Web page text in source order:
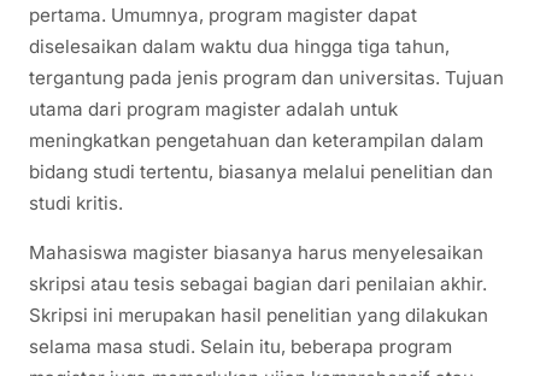
pertama. Umumnya, program magister dapat
diselesaikan dalam waktu dua hingga tiga tahun,
tergantung pada jenis program dan universitas. Tujuan
utama dari program magister adalah untuk
meningkatkan pengetahuan dan keterampilan dalam
bidang studi tertentu, biasanya melalui penelitian dan
studi kritis.
Mahasiswa magister biasanya harus menyelesaikan
skripsi atau tesis sebagai bagian dari penilaian akhir.
Skripsi ini merupakan hasil penelitian yang dilakukan
selama masa studi. Selain itu, beberapa program